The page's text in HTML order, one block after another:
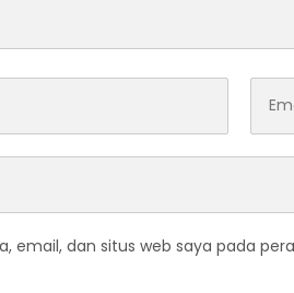
email, dan situs web saya pada